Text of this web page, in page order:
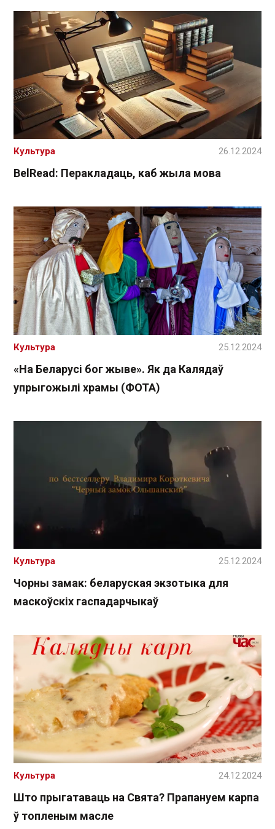
BelRead: Перакладаць, каб жыла мова
Культура 26.12.2024
«На Беларусі бог жыве». Як да Калядаў
упрыгожылі храмы (ФОТА)
Культура 25.12.2024
Чорны замак: беларуская экзотыка для
маскоўскіх гаспадарчыкаў
Культура 25.12.2024
Што прыгатаваць на Свята? Прапануем карпа
ў топленым масле
Культура 24.12.2024